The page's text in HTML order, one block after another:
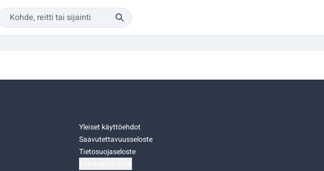
Yleiset käyttöehdot
Saavutettavuusseloste
Tietosuojaseloste